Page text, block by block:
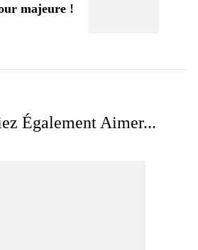
majeure !
Également Aimer...